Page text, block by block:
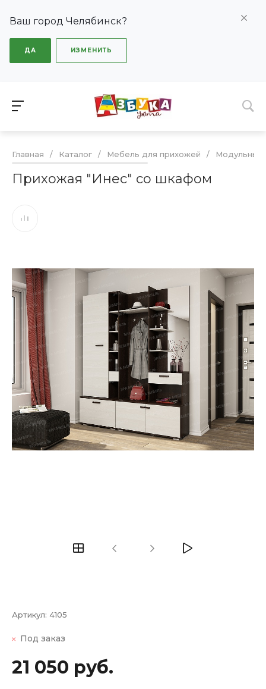
Ваш город Челябинск?
ДА ИЗМЕНИТЬ
Главная / Каталог / Мебель для прихожей / Модульные
Прихожая "Инес" со шкафом
Артикул: 4105
Под заказ
21 050 руб.